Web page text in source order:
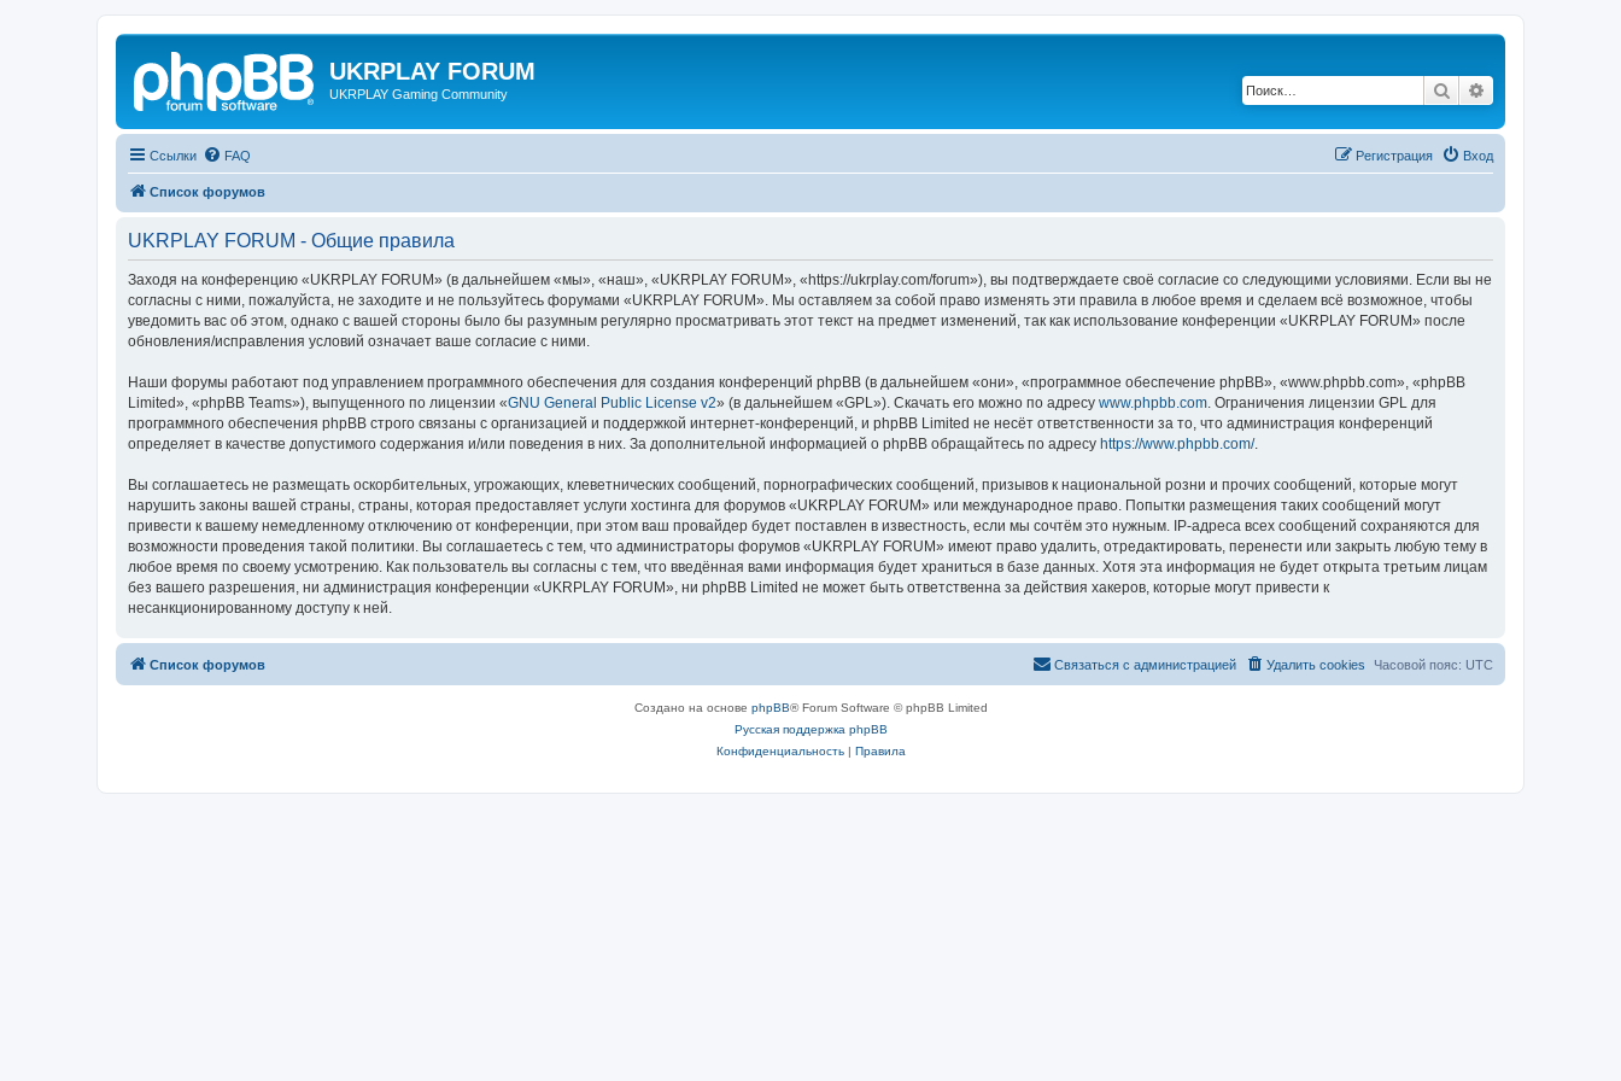
UKRPLAY FORUM
UKRPLAY Gaming Community Поиск
Ссылки FAQ Вход
Регистрация
Список форумов
UKRPLAY FORUM - Общие правила
Заходя на конференцию «UKRPLAY FORUM» (в дальнейшем «мы», «наш», «UKRPLAY FORUM», «https://ukrplay.com/forum»), вы подтверждаете своё согласие со следующими условиями. Если вы не
согласны с ними, пожалуйста, не заходите и не пользуйтесь форумами «UKRPLAY FORUM». Мы оставляем за собой право изменять эти правила в любое время и сделаем всё возможное, чтобы
уведомить вас об этом, однако с вашей стороны было бы разумным регулярно просматривать этот текст на предмет изменений, так как использование конференции «UKRPLAY FORUM» после
обновления/исправления условий означает ваше согласие с ними.
Наши форумы работают под управлением программного обеспечения для создания конференций phpBB (в дальнейшем «они», «программное обеспечение phpBB», «www.phpbb.com», «phpBB
Limited», «phpBB Teams»), выпущенного по лицензии «GNU General Public License v2» (в дальнейшем «GPL»). Скачать его можно по адресу www.phpbb.com . Ограничения лицензии GPL для
программного обеспечения phpBB строго связаны с организацией и поддержкой интернет-конференций, и phpBB Limited не несёт ответственности за то, что администрация конференций
определяет в качестве допустимого содержания и/или поведения в них. За дополнительной информацией о phpBB обращайтесь по адресу https://www.phpbb.com/.
Вы соглашаетесь не размещать оскорбительных, угрожающих, клеветнических сообщений, порнографических сообщений, призывов к национальной розни и прочих сообщений, которые могут
нарушить законы вашей страны, страны, которая предоставляет услуги хостинга для форумов «UKRPLAY FORUM» или международное право. Попытки размещения таких сообщений могут
привести к вашему немедленному отключению от конференции, при этом ваш провайдер будет поставлен в известность, если мы сочтём это нужным. IP-адреса всех сообщений сохраняются для
возможности проведения такой политики. Вы соглашаетесь с тем, что администраторы форумов «UKRPLAY FORUM» имеют право удалить, отредактировать, перенести или закрыть любую тему в
любое время по своему усмотрению. Как пользователь вы согласны с тем, что введённая вами информация будет храниться в базе данных. Хотя эта информация не будет открыта третьим лицам
без вашего разрешения, ни администрация конференции «UKRPLAY FORUM», ни phpBB Limited не может быть ответственна за действия хакеров, которые могут привести к
несанкционированному доступу к ней.
Список форумов Часовой пояс: UTC
Удалить cookies
Связаться с администрацией
Создано на основе phpBB® Forum Software © phpBB Limited
Русская поддержка phpBB
Конфиденциальность| Правила